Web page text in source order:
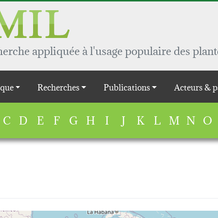
appliquée à l'usage populaire des
Recherches Publications Acteurs &
C D E F G H I J K L M N O